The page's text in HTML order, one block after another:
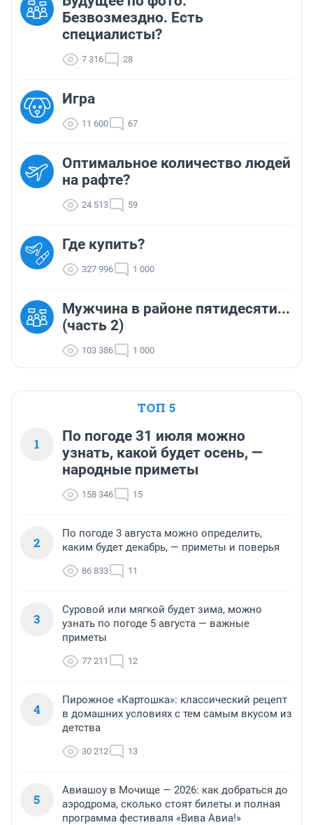
Безвозмездно. Есть
специалисты?
7 316 28
Игра
11 600 67
Оптимальное количество людей
на рафте?
24 513 59
Где купить?
327 996 1 000
Мужчина в районе пятидесяти...
(часть 2)
103 386 1 000
ТОП 5
1
По погоде 31 июля можно
узнать, какой будет осень, —
народные приметы
158 346 15
2
По погоде 3 августа можно определить,
каким будет декабрь, — приметы и поверья
86 833 11
3
Суровой или мягкой будет зима, можно
узнать по погоде 5 августа — важные
приметы
77 211 12
4
Пирожное «Картошка»: классический рецепт
в домашних условиях с тем самым вкусом из
детства
30 212 13
5
Авиашоу в Мочище — 2026: как добраться до
аэродрома, сколько стоят билеты и полная
программа фестиваля «Вива Авиа!»